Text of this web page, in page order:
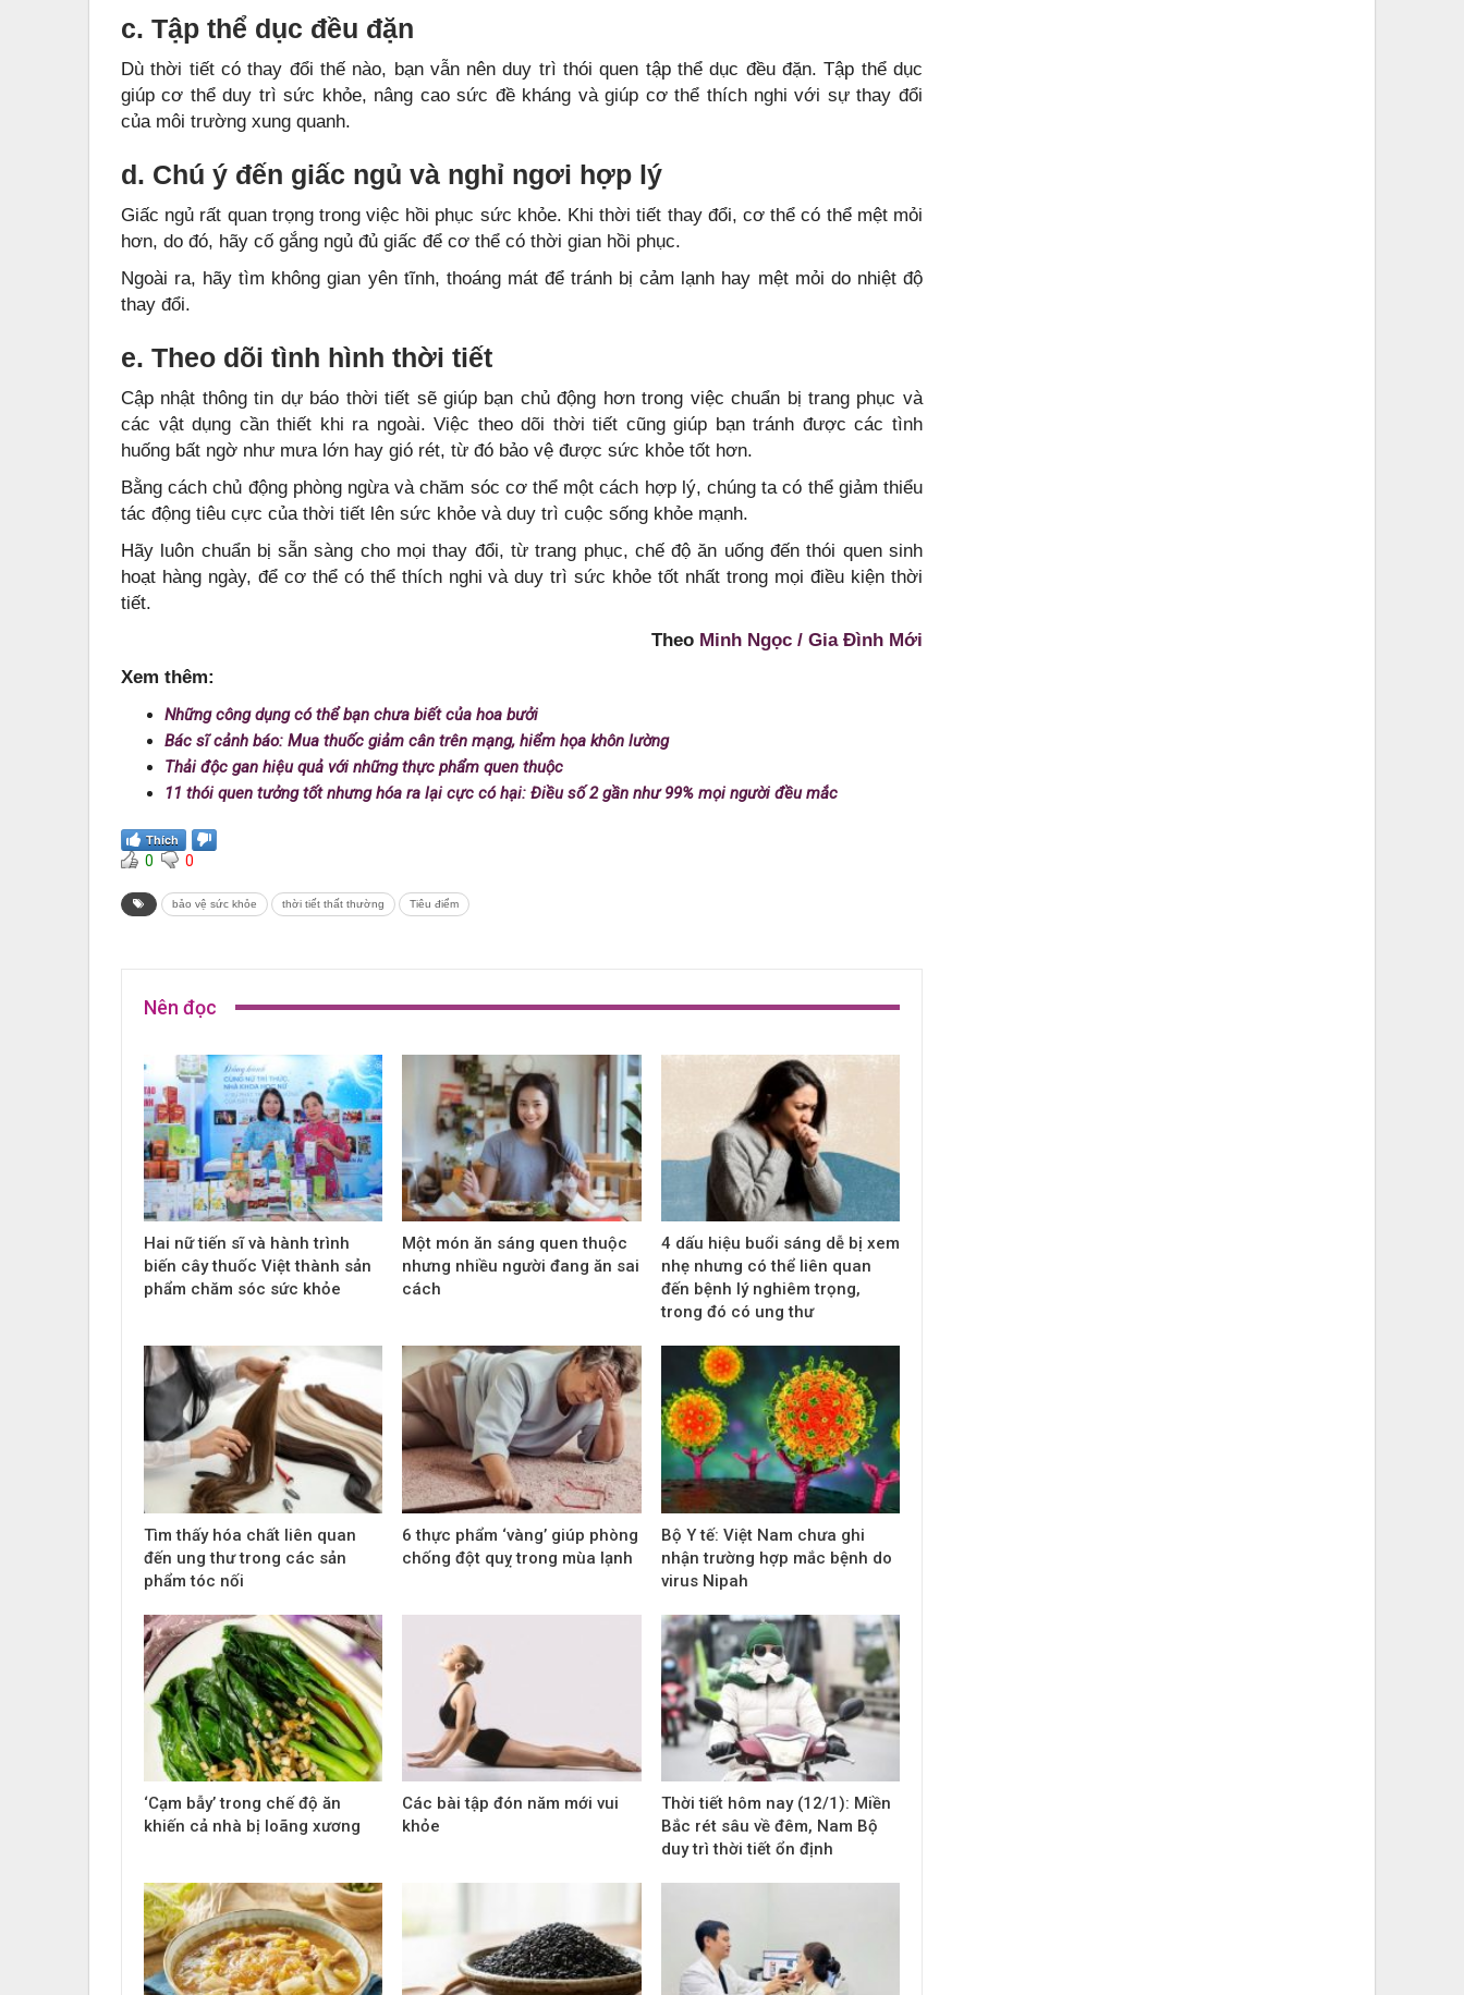
c. Tập thể dục đều đặn
Dù thời tiết có thay đổi thế nào, bạn vẫn nên duy trì thói quen tập thể dục đều đặn. Tập thể dục
giúp cơ thể duy trì sức khỏe, nâng cao sức đề kháng và giúp cơ thể thích nghi với sự thay đổi
của môi trường xung quanh.
d. Chú ý đến giấc ngủ và nghỉ ngơi hợp lý
Giấc ngủ rất quan trọng trong việc hồi phục sức khỏe. Khi thời tiết thay đổi, cơ thể có thể mệt mỏi
hơn, do đó, hãy cố gắng ngủ đủ giấc để cơ thể có thời gian hồi phục.
Ngoài ra, hãy tìm không gian yên tĩnh, thoáng mát để tránh bị cảm lạnh hay mệt mỏi do nhiệt độ
thay đổi.
e. Theo dõi tình hình thời tiết
Cập nhật thông tin dự báo thời tiết sẽ giúp bạn chủ động hơn trong việc chuẩn bị trang phục và
các vật dụng cần thiết khi ra ngoài. Việc theo dõi thời tiết cũng giúp bạn tránh được các tình
huống bất ngờ như mưa lớn hay gió rét, từ đó bảo vệ được sức khỏe tốt hơn.
Bằng cách chủ động phòng ngừa và chăm sóc cơ thể một cách hợp lý, chúng ta có thể giảm thiểu
tác động tiêu cực của thời tiết lên sức khỏe và duy trì cuộc sống khỏe mạnh.
Hãy luôn chuẩn bị sẵn sàng cho mọi thay đổi, từ trang phục, chế độ ăn uống đến thói quen sinh
hoạt hàng ngày, để cơ thể có thể thích nghi và duy trì sức khỏe tốt nhất trong mọi điều kiện thời
tiết.
TheoMinh Ngọc / Gia Đình Mới
Xem thêm:
Những công dụng có thể bạn chưa biết của hoa bưởi
Bác sĩ cảnh báo: Mua thuốc giảm cân trên mạng, hiểm họa khôn lường
Thải độc gan hiệu quả với những thực phẩm quen thuộc
11 thói quen tưởng tốt nhưng hóa ra lại cực có hại: Điều số 2 gần như 99% mọi người đều mắc
Thích
0 0
bảo vệ sức khỏe thời tiết thất thường Tiêu điểm
Nên đọc
Hai nữ tiến sĩ và hành trình
biến cây thuốc Việt thành sản
phẩm chăm sóc sức khỏe
Một món ăn sáng quen thuộc
nhưng nhiều người đang ăn sai
cách
4 dấu hiệu buổi sáng dễ bị xem
nhẹ nhưng có thể liên quan
đến bệnh lý nghiêm trọng,
trong đó có ung thư
Tìm thấy hóa chất liên quan
đến ung thư trong các sản
phẩm tóc nối
6 thực phẩm ‘vàng’ giúp phòng
chống đột quỵ trong mùa lạnh
Bộ Y tế: Việt Nam chưa ghi
nhận trường hợp mắc bệnh do
virus Nipah
‘Cạm bẫy’ trong chế độ ăn
khiến cả nhà bị loãng xương
Các bài tập đón năm mới vui
khỏe
Thời tiết hôm nay (12/1): Miền
Bắc rét sâu về đêm, Nam Bộ
duy trì thời tiết ổn định